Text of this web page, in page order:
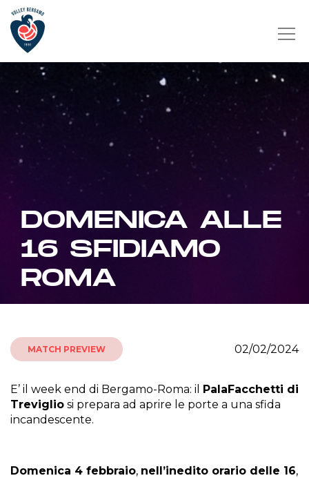
DOMENICA ALLE
16 SFIDIAMO
ROMA
MATCH PREVIEW 02/02/2024
E’ il week end di Bergamo-Roma: il PalaFacchetti di
Treviglio si prepara ad aprire le porte a una sfida
incandescente.
Domenica 4 febbraio, nell’inedito orario delle 16,